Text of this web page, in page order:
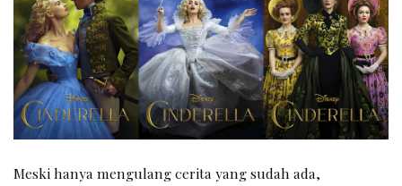
Meski hanya mengulang cerita yang sudah ada,